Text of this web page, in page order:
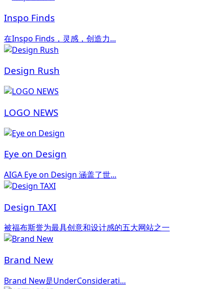
Inspo Finds
在Inspo Finds，灵感，创造力...
Design Rush
LOGO NEWS
Eye on Design
AIGA Eye on Design 涵盖了世...
Design TAXI
被福布斯誉为最具创意和设计感的五大网站之一
Brand New
Brand New是UnderConsiderati...